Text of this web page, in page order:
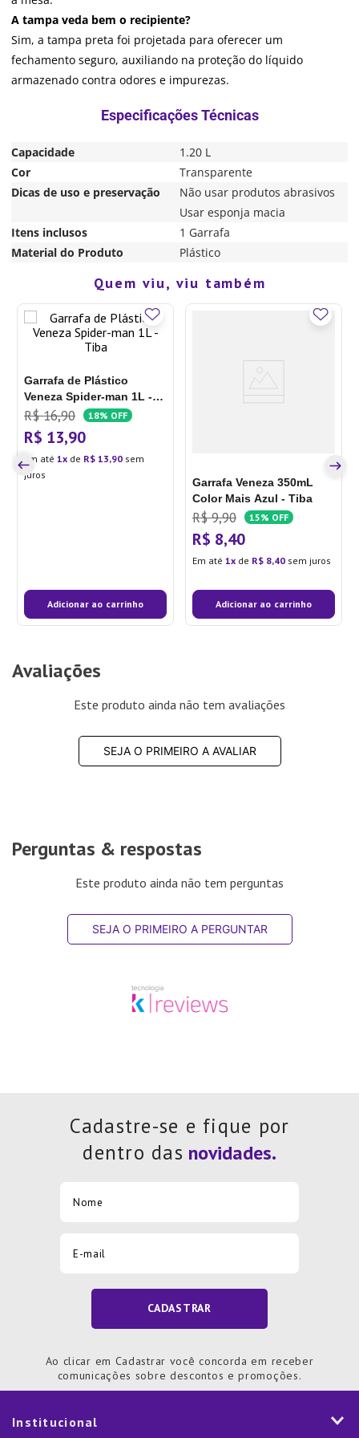
A tampa veda bem o recipiente?
Sim, a tampa preta foi projetada para oferecer um
fechamento seguro, auxiliando na proteção do líquido
armazenado contra odores e impurezas.
Capacidade
1.20 L
Cor
Transparente
Dicas de uso e preservação
Não usar produtos abrasivos
Usar esponja macia
Itens inclusos
1 Garrafa
Material do Produto
Plástico
Quem viu, viu também
Garrafa de Plástico
Veneza Spider-man 1L -
Tiba
R$ 16,90 18% OFF
R$ 13,90
Em até 1 de R$ 13,90 sem
juros
Adicionar ao carrinho
Garrafa Veneza 350mL
Color Mais Azul - Tiba
R$ 9,90 15% OFF
R$ 8,40
Em até 1 de R$ 8,40 sem juros
Adicionar ao carrinho
Avaliações
Este produto ainda não tem avaliações
SEJA O PRIMEIRO A AVALIAR
Perguntas & respostas
Este produto ainda não tem perguntas
SEJA O PRIMEIRO A PERGUNTAR
Cadastre-se e fique por
dentro das
CADASTRAR
Ao clicar em Cadastrar você concorda em receber
comunicações sobre descontos e promoções.
Institucional